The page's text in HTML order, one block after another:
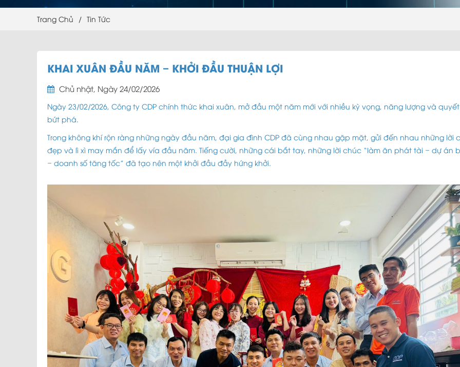
Trang Chủ / Tin Tức
KHAI XUÂN ĐẦU NĂM – KHỞI ĐẦU THUẬN LỢI
Chủ nhật, Ngày 24/02/2026
Ngày 23/02/2026, Công ty CDP chính thức khai xuân, mở đầu một năm mới với nhiều kỳ vọng, năng lượng và
bứt phá.
Trong không khí rộn ràng những ngày đầu năm, đại gia đình CDP đã cùng nhau gặp mặt, gửi đến nhau những lời
đẹp và lì xì may mắn để lấy vía đầu năm. Tiếng cười, những cái bắt tay, những lời chúc “làm ăn phát tài – dự án
– doanh số tăng tốc” đã tạo nên một khởi đầu đầy hứng khởi.